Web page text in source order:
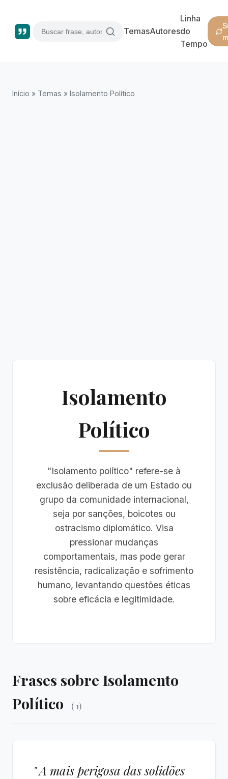
TemasAutores
Linha
do
Tempo
Início » Temas » Isolamento Político
Isolamento
Político
"Isolamento político" refere-se à
exclusão deliberada de um Estado ou
grupo da comunidade internacional,
seja por sanções, boicotes ou
ostracismo diplomático. Visa
pressionar mudanças
comportamentais, mas pode gerar
resistência, radicalização e sofrimento
humano, levantando questões éticas
sobre eficácia e legitimidade.
Frases sobre Isolamento
Político
( 1)
" A mais perigosa das solidões